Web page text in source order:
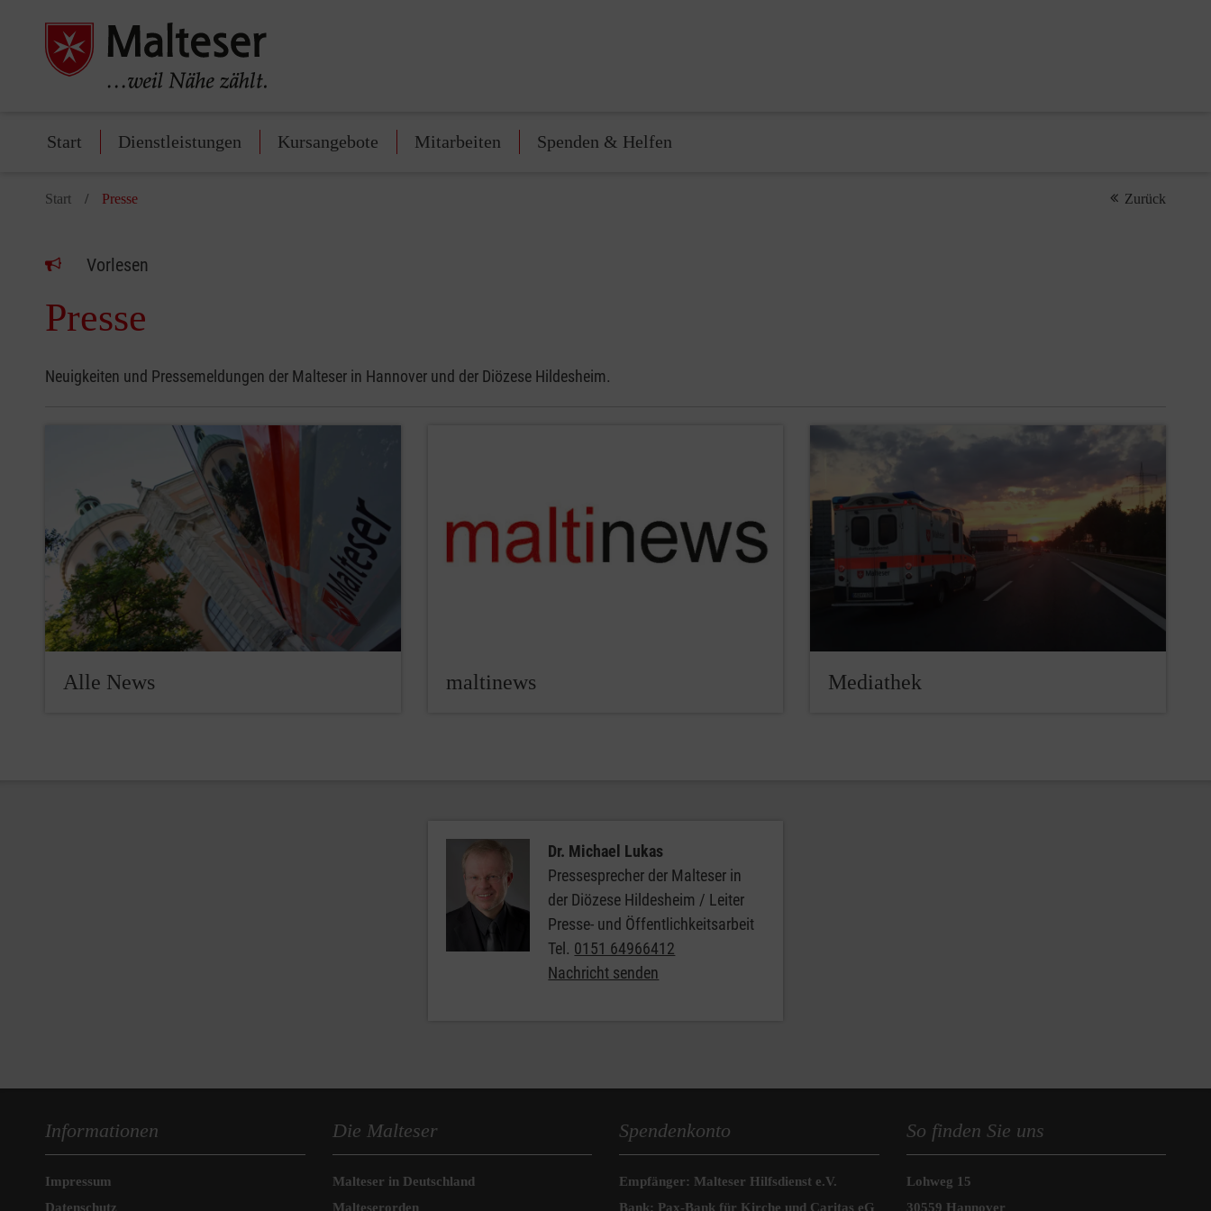
Start Dienstleistungen Kursangebote Mitarbeiten Spenden & Helfen
Start Presse Zurück
Vorlesen
Presse
Neuigkeiten und Pressemeldungen der Malteser in Hannover und der Diözese Hildesheim.
Alle News maltinews Mediathek
Dr. Michael Lukas
Pressesprecher der Malteser in
der Diözese Hildesheim / Leiter
Presse- und Öffentlichkeitsarbeit
Tel. 0151 64966412
Nachricht senden
Informationen
Impressum
Datenschutz
Die Malteser
Malteser in Deutschland
Malteserorden
Spendenkonto
Empfänger: Malteser Hilfsdienst e.V.
Bank: Pax-Bank für Kirche und Caritas eG
So finden Sie uns
Lohweg 15
30559 Hannover